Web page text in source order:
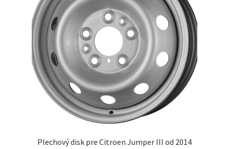
Plechový disk pre Citroen Jumper III od 2014